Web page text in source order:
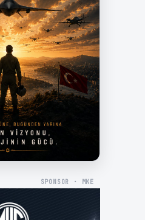
SPONSOR · MKE